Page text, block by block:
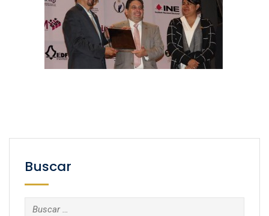
Buscar
Buscar: